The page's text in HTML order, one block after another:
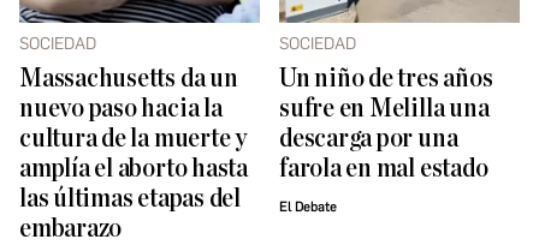
SOCIEDAD
Massachusetts da un
nuevo paso hacia la
cultura de la muerte y
amplía el aborto hasta
las últimas etapas del
embarazo
SOCIEDAD
Un niño de tres años
sufre en Melilla una
descarga por una
farola en mal estado
El Debate